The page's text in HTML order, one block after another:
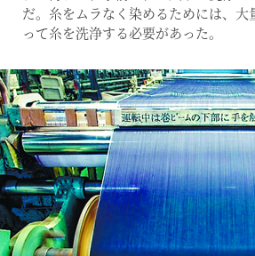
だ。糸をムラなく染めるためには、大
って糸を洗浄する必要があった。